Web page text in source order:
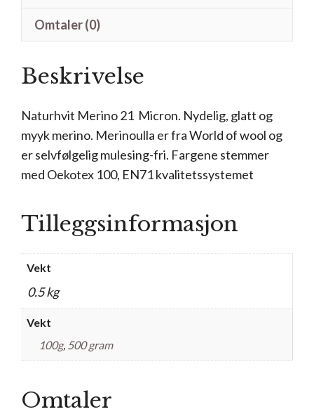
Omtaler (0)
Beskrivelse
Naturhvit Merino 21 Micron. Nydelig, glatt og
myyk merino. Merinoulla er fra World of wool og
er selvfølgelig mulesing-fri. Fargene stemmer
med Oekotex 100, EN71 kvalitetssystemet
Tilleggsinformasjon
Vekt
0.5 kg
Vekt
100g, 500 gram
Omtaler